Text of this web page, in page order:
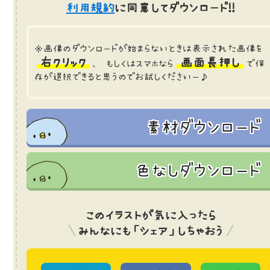
利用規約に同意してダウンロード!!
※画像のダウンロードが始まらないときは表示された画像を
右クリック 、 もしくはスマホなら 画面長押し
で保
存が選択できると思うのでお試しくださいー♪
素材ダウンロード
色なしダウンロード
このイラストが気に入ったら
みんなにも「シェア」しちゃおう